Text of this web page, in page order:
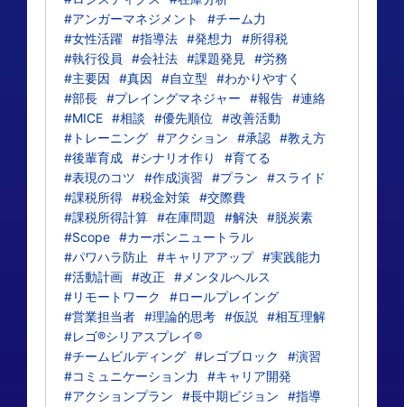
#アンガーマネジメント
#チーム力
#女性活躍 #指導法 #発想力
#所得税
#執行役員
#会社法 #課題発見
#労務
#主要因
#真因 #自立型
#わかりやすく
#部長 #プレイングマネジャー #報告 #連絡
#MICE #相談 #優先順位
#改善活動
#トレーニング #アクション #承認 #教え方
#後輩育成 #シナリオ作り
#育てる
#表現のコツ
#作成演習 #プラン
#スライド
#課税所得 #税金対策 #交際費
#課税所得計算 #在庫問題 #解決 #脱炭素
#Scope #カーボンニュートラル
#パワハラ防止
#キャリアアップ #実践能力
#活動計画 #改正
#メンタルヘルス
#リモートワーク
#ロールプレイング
#営業担当者 #理論的思考 #仮説
#相互理解
#レゴ®シリアスプレイ®
#チームビルディング #レゴブロック
#演習
#コミュニケーション力
#キャリア開発
#アクションプラン
#長中期ビジョン
#指導